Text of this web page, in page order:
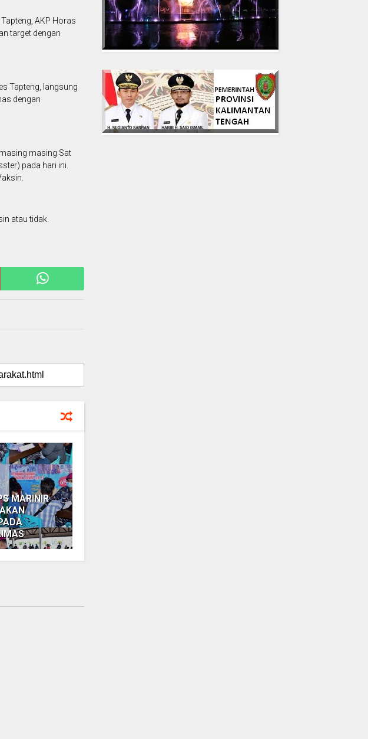
AKP Horas
target dengan
Tapteng, langsung
dengan
masing Sat
pada hari ini.
atau tidak.
MARINIR